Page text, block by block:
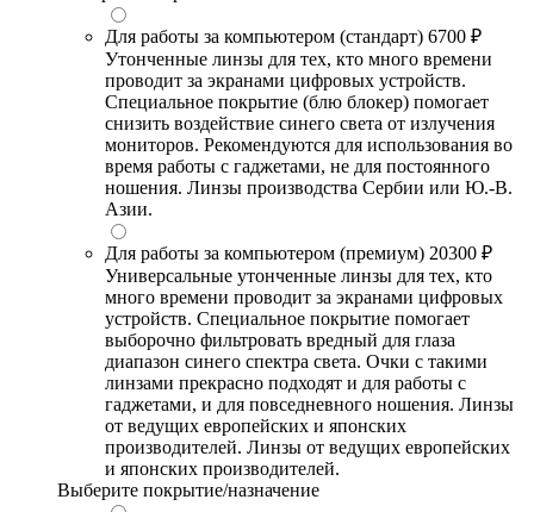
Для работы за компьютером (стандарт) 6700 ₽
Утонченные линзы для тех, кто много времени
проводит за экранами цифровых устройств.
Специальное покрытие (блю блокер) помогает
снизить воздействие синего света от излучения
мониторов. Рекомендуются для использования во
время работы с гаджетами, не для постоянного
ношения. Линзы производства Сербии или Ю.-В.
Азии.
Для работы за компьютером (премиум) 20300 ₽
Универсальные утонченные линзы для тех, кто
много времени проводит за экранами цифровых
устройств. Специальное покрытие помогает
выборочно фильтровать вредный для глаза
диапазон синего спектра света. Очки с такими
линзами прекрасно подходят и для работы с
гаджетами, и для повседневного ношения. Линзы
от ведущих европейских и японских
производителей. Линзы от ведущих европейских
и японских производителей.
Выберите покрытие/назначение